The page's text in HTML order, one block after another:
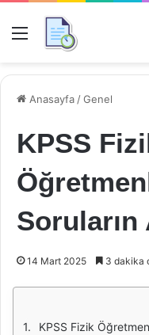
Menü
Anasayfa /Genel
KPSS
Soruların
14 Mart 2025 3 dakika
KPSS Fizik